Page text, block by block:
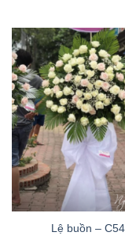
Lệ buồn – C54